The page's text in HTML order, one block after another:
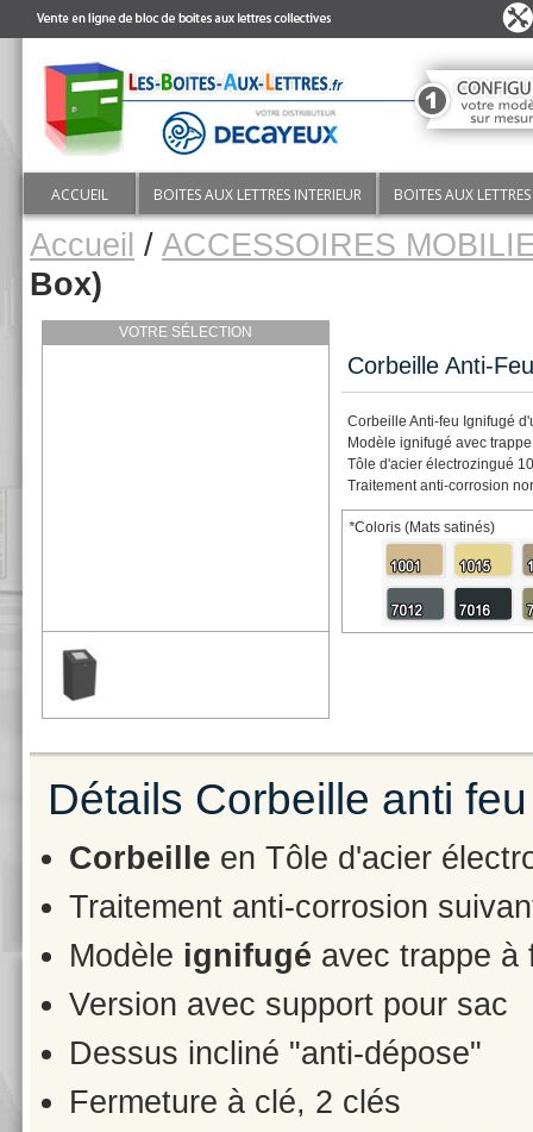
ACCUEIL BOITES AUX LETTRES INTERIEUR BOITES AUX
Accueil / ACCESSOIRES
Box)
VOTRE SÉLECTION
Corbeille Anti-
Corbeille Anti-feu Ignifugé
Modèle ignifugé avec
Tôle d'acier électrozingué
Traitement anti-corrosion
*Coloris (Mats satinés)
Détails Corbeille anti
Corbeille en Tôle d'acier
Traitement anti-corrosion
Modèle ignifugé avec trappe à
Version avec support pour sac
Dessus incliné "anti-dépose"
Fermeture à clé, 2 clés